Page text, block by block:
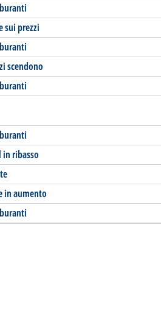
sui prezzi
scendono
ribasso
in aumento